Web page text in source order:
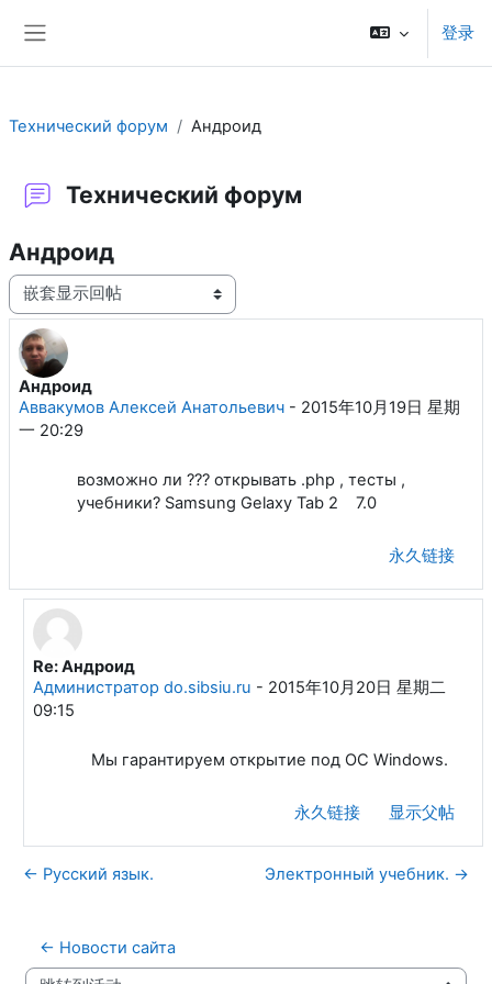
登录
Технический форум Андроид
Технический форум
Андроид
显示模式
Андроид
Аввакумов Алексей Анатольевич - 2015年10月19日 星期
一 20:29
回帖数：1
возможно ли ??? открывать .php , тесты ,
учебники? Samsung Gelaxy Tab 2 7.0
永久链接
回复Аввакумов Алексей Анатольевич
Re: Андроид
Администратор do.sibsiu.ru - 2015年10月20日 星期二
09:15
Мы гарантируем открытие под ОС Windows.
永久链接 显示父帖
← Русский язык. Электронный учебник. →
← Новости сайта